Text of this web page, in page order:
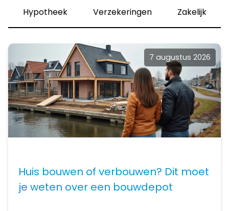
Hypotheek Verzekeringen Zakelijk
7 augustus 2026
Huis bouwen of verbouwen? Dit moet
je weten over een bouwdepot